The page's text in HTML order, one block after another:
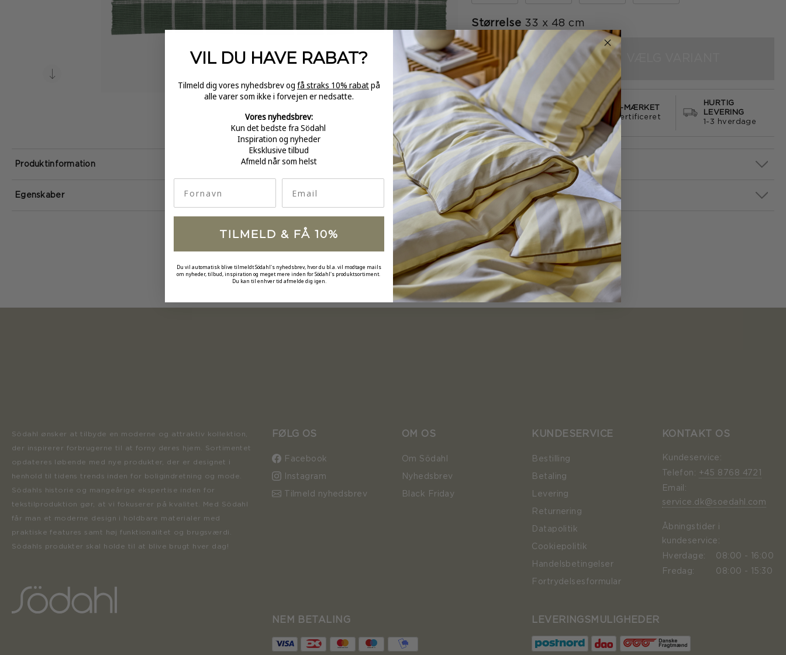
Størrelse 33 x 48 cm
-
GRATIS FRAGT
over 499
E-MÆRKET
certificeret
HURTIG
LEVERING
1-3 hverdage
Egenskaber
Produktinformation
Södahl ønsker at tilbyde en moderne og attraktiv kollektion,
der inspirerer forbrugerne til at forny deres hjem. Sortimentet
opdateres løbende med nye produkter, der er designet i
henhold til tidens trends inden for boligindretning og mode.
Södahls historie og mangeårige ekspertise inden for
tekstilproduktion gør, at vi fokuserer på kvalitet. Med Södahl
får man et moderne design i holdbare materialer med
praktiske features samt høj funktionalitet og brugsværdi.
Södahls produkter skal holde til at blive brugt hver dag!
FØLG OS
Facebook
Instagram
Tilmeld nyhedsbrev
OM OS
Om Södahl
Nyhedsbrev
Black Friday
KUNDESERVICE
Bestilling
Betaling
Levering
Returnering
Datapolitik
Cookiepolitik
Handelsbetingelser
Fortrydelsesformular
KONTAKT OS
Kundeservice:
Telefon: +45 8768 4721
Email:
service.dk@soedahl.com
Åbningstider i
kundeservice:
Hverdage: 08:00 - 16:00
Fredag: 08:00 - 15:30
NEM BETALING LEVERINGSMULIGHEDER
VIL DU HAVE RABAT?
Tilmeld dig vores nyhedsbrev og få straks 10% rabatpå
alle varer som ikke i forvejen er nedsatte.
Vores nyhedsbrev:
Kun det bedste fra Södahl
Inspiration og nyheder
Eksklusive tilbud
Afmeld når som helst
TILMELD & FÅ 10%
Du vil automatisk blive tilmeldt Södahl's nyhedsbrev, hvor du bl.a. vil modtage mails
om nyheder, tilbud, inspiration og meget mere inden for Södahl's produktsortiment.
Du kan til enhver tid afmelde dig igen.